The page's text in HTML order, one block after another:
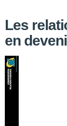
Les
en